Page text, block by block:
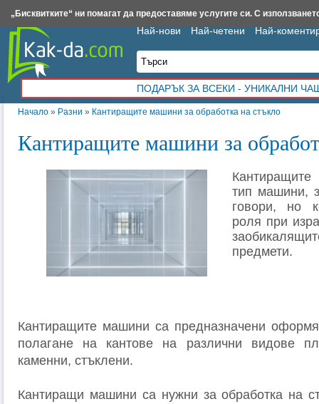
Начало » Разни » Кантиращите машини за обработка на стъкло
Кантиращите машини за
тип машини,
говори, но
роля при
предмети.
Кантиращите машини са предназначени
полагане на кантове на различни видове
каменни, стъклени.
Кантиращи машини са нужни за обработка на
Най-нови Най-четени Най-
ПОДАРЪК ЗА ВСЕКИ - УНИКАЛНИ
Insert.bg Framar.bg Kak-da.com Iztochnik.com BauBau.bg NewAge.bg
„Бисквитките“ ни помагат да предоставяме услугите си. С